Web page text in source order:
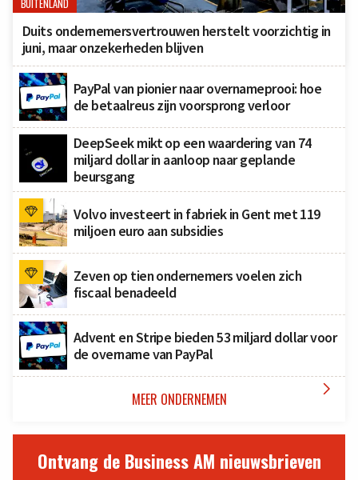
BUITENLAND
Duits ondernemersvertrouwen herstelt voorzichtig in
juni, maar onzekerheden blijven
PayPal van pionier naar overnameprooi: hoe
de betaalreus zijn voorsprong verloor
DeepSeek mikt op een waardering van 74
miljard dollar in aanloop naar geplande
beursgang
Volvo investeert in fabriek in Gent met 119
miljoen euro aan subsidies
Zeven op tien ondernemers voelen zich
fiscaal benadeeld
Advent en Stripe bieden 53 miljard dollar voor
de overname van PayPal
MEER ONDERNEMEN 
Ontvang de Business AM nieuwsbrieven